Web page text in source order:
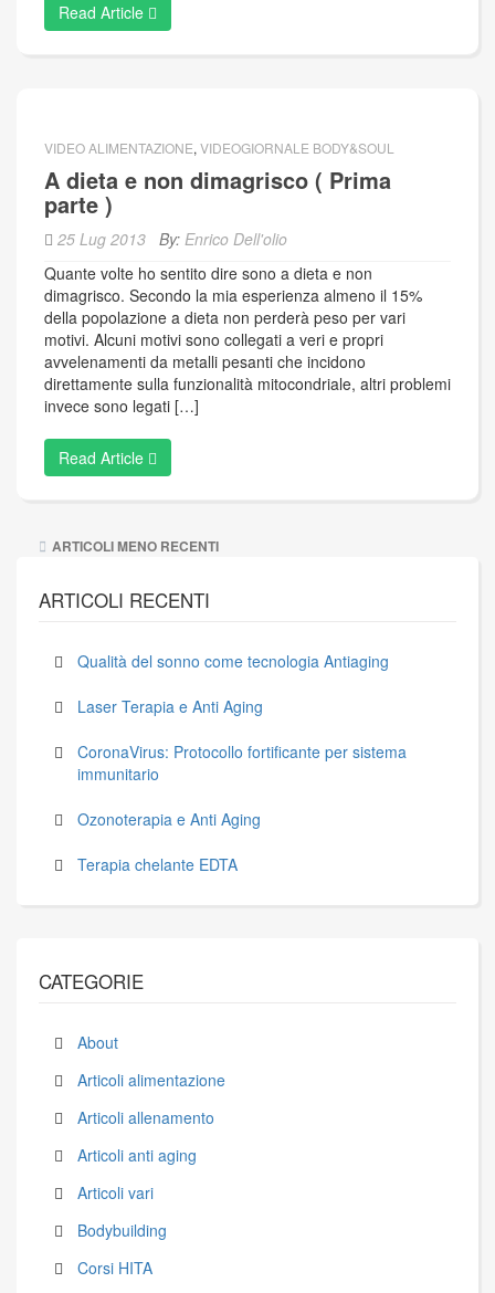
Read Article
VIDEO ALIMENTAZIONE, VIDEOGIORNALE BODY&SOUL
A dieta e non dimagrisco ( Prima
parte )
25 Lug 2013 By: Enrico Dell'olio
Quante volte ho sentito dire sono a dieta e non
dimagrisco. Secondo la mia esperienza almeno il 15%
della popolazione a dieta non perderà peso per vari
motivi. Alcuni motivi sono collegati a veri e propri
avvelenamenti da metalli pesanti che incidono
direttamente sulla funzionalità mitocondriale, altri problemi
invece sono legati […]
Read Article
Navigazione
ARTICOLI MENO RECENTI
ARTICOLI RECENTI
Qualità del sonno come tecnologia Antiaging
Laser Terapia e Anti Aging
CoronaVirus: Protocollo fortificante per sistema
immunitario
Ozonoterapia e Anti Aging
Terapia chelante EDTA
CATEGORIE
About
Articoli alimentazione
Articoli allenamento
Articoli anti aging
Articoli vari
Bodybuilding
Corsi HITA